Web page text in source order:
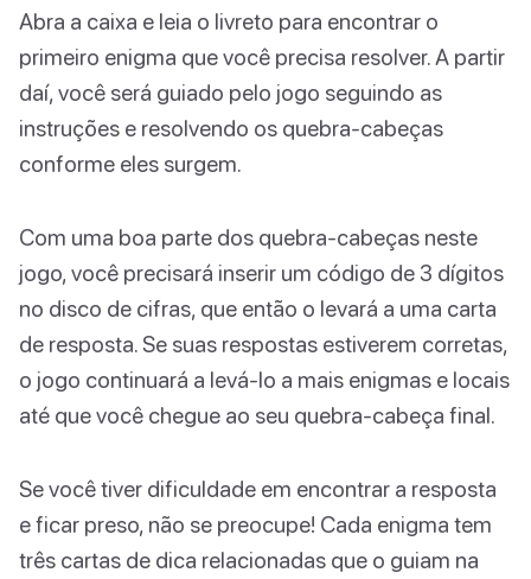
Abra a caixa e leia o livreto para encontrar o
primeiro enigma que você precisa resolver. A partir
daí, você será guiado pelo jogo seguindo as
instruções e resolvendo os quebra-cabeças
conforme eles surgem.
Com uma boa parte dos quebra-cabeças neste
jogo, você precisará inserir um código de 3 dígitos
no disco de cifras, que então o levará a uma carta
de resposta. Se suas respostas estiverem corretas,
o jogo continuará a levá-lo a mais enigmas e locais
até que você chegue ao seu quebra-cabeça final.
Se você tiver dificuldade em encontrar a resposta
e ficar preso, não se preocupe! Cada enigma tem
três cartas de dica relacionadas que o guiam na